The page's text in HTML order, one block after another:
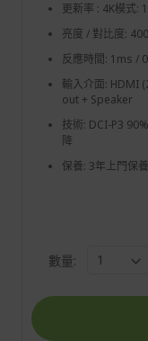
更新率 : 4K模式:
亮度 / 對比度:
反應時間: 1ms /
輸入介面: HDMI
out + Speaker
技術: DCI-P3
降
保養: 3年上門保養
數量: